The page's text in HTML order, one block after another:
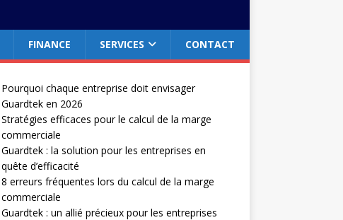
FINANCE SERVICES CONTACT
Pourquoi chaque entreprise doit envisager
Guardtek en 2026
Stratégies efficaces pour le calcul de la marge
commerciale
Guardtek : la solution pour les entreprises en
quête d’efficacité
8 erreurs fréquentes lors du calcul de la marge
commerciale
Guardtek : un allié précieux pour les entreprises